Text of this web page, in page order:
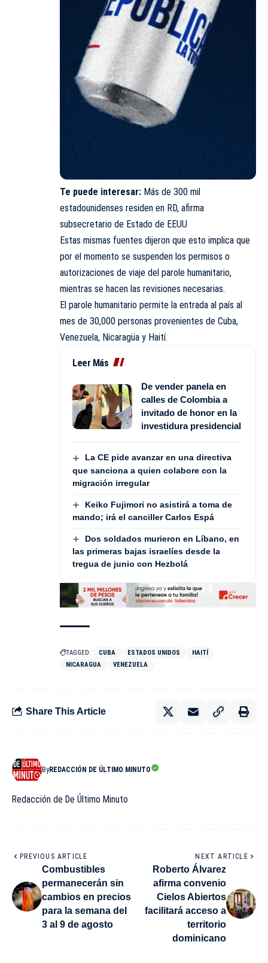
Te puede interesar: Más de 300 mil
estadounidenses residen en RD, afirma
subsecretario de Estado de EEUU
Estas mismas fuentes dijeron que esto implica que
por el momento se suspenden los permisos o
autorizaciones de viaje del parole humanitario,
mientras se hacen las revisiones necesarias.
El parole humanitario permite la entrada al país al
mes de 30,000 personas provenientes de Cuba,
Venezuela, Nicaragüa y Haití.
Leer Más
De vender panela en
calles de Colombia a
invitado de honor en la
investidura presidencial
La CE pide avanzar en una directiva
que sanciona a quien colabore con la
migración irregular
Keiko Fujimori no asistirá a toma de
mando; irá el canciller Carlos Espá
Dos soldados murieron en Líbano, en
las primeras bajas israelíes desde la
tregua de junio con Hezbolá
TAGGED: CUBA ESTADOS UNIDOS
HAITÍ
NICARAGUA
VENEZUELA
Share This Article
ByREDACCIÓN DE ÚLTIMO MINUTO
Redacción de De Último Minuto
PREVIOUS ARTICLE
Combustibles
permanecerán sin
cambios en precios
para la semana del
3 al 9 de agosto
NEXT ARTICLE
Roberto Álvarez
afirma convenio
Cielos Abiertos
facilitará acceso a
territorio
dominicano